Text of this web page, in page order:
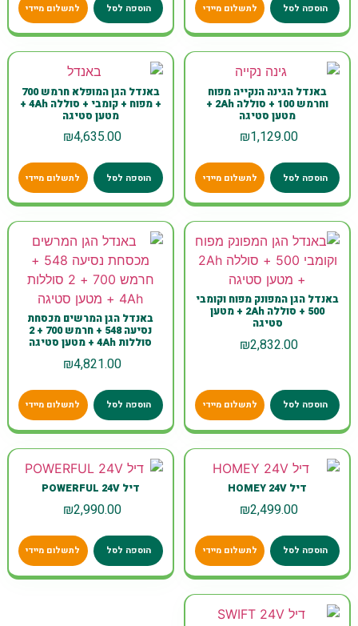
הוספה לסל לתשלום מיידי הוספה לסל לתשלום מיידי
באנדל הגינה הנקייה מפוח
וחרמש 100 + סוללה 2Ah +
מטען סטיגה
₪1,129.00
הוספה לסל לתשלום מיידי
באנדל הגן המופלא חרמש 700
+ מפוח + קומבי + סוללה 4Ah +
מטען סטיגה
₪4,635.00
הוספה לסל לתשלום מיידי
באנדל הגן המפונק מפוח וקומבי
500 + סוללה 2Ah + מטען
סטיגה
₪2,832.00
הוספה לסל לתשלום מיידי
באנדל הגן המרשים מכסחת
נסיעה 548 + חרמש 700 + 2
סוללות 4Ah + מטען סטיגה
₪4,821.00
הוספה לסל לתשלום מיידי
דיל HOMEY 24V
₪2,499.00
הוספה לסל לתשלום מיידי
דיל POWERFUL 24V
₪2,990.00
הוספה לסל לתשלום מיידי